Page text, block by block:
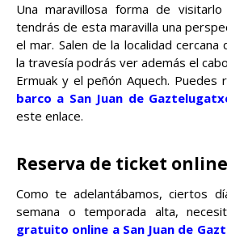
Una maravillosa forma de
tendrás de esta maravilla una
el mar. Salen de la localidad
la travesía podrás ver además el
Ermuak y el peñón Aquech. Puedes
barco a San Juan de
este enlace.
Reserva de ticket online
Como te adelantábamos, ciertos
semana o temporada alta,
gratuito online a San Juan de